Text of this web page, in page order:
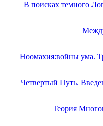
В поисках темного
Ноомахия:войны ума.
Четвертый Путь.
Теория